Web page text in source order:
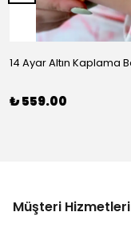
₺ 559.00
Müşteri Hizmetleri